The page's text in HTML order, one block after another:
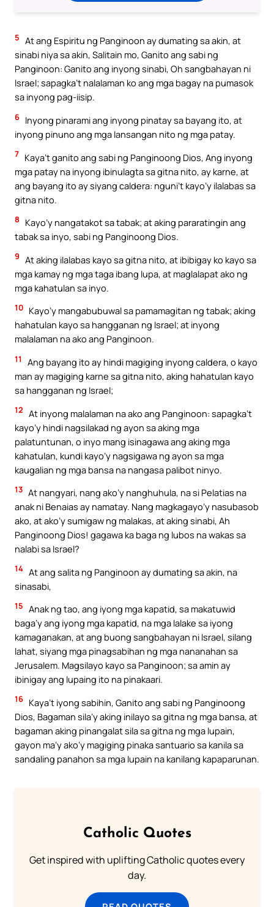
5 At ang Espiritu ng Panginoon ay dumating sa akin, at
sinabi niya sa akin, Salitain mo, Ganito ang sabi ng
Panginoon: Ganito ang inyong sinabi, Oh sangbahayan ni
Israel; sapagka’t nalalaman ko ang mga bagay na pumasok
sa inyong pag-iisip.
6 Inyong pinarami ang inyong pinatay sa bayang ito, at
inyong pinuno ang mga lansangan nito ng mga patay.
7 Kaya’t ganito ang sabi ng Panginoong Dios, Ang inyong
mga patay na inyong ibinulagta sa gitna nito, ay karne, at
ang bayang ito ay siyang caldera: nguni’t kayo’y ilalabas sa
gitna nito.
8
Kayo’y nangatakot sa tabak; at aking pararatingin ang
tabak sa inyo, sabi ng Panginoong Dios.
9 At aking ilalabas kayo sa gitna nito, at ibibigay ko kayo sa
mga kamay ng mga taga ibang lupa, at maglalapat ako ng
mga kahatulan sa inyo.
10 Kayo’y mangabubuwal sa pamamagitan ng tabak; aking
hahatulan kayo sa hangganan ng Israel; at inyong
malalaman na ako ang Panginoon.
11
Ang bayang ito ay hindi magiging inyong caldera, o kayo
man ay magiging karne sa gitna nito, aking hahatulan kayo
sa hangganan ng Israel;
12 At inyong malalaman na ako ang Panginoon: sapagka’t
kayo’y hindi nagsilakad ng ayon sa aking mga
palatuntunan, o inyo mang isinagawa ang aking mga
kahatulan, kundi kayo’y nagsigawa ng ayon sa mga
kaugalian ng mga bansa na nangasa palibot ninyo.
13 At nangyari, nang ako’y nanghuhula, na si Pelatias na
anak ni Benaias ay namatay. Nang magkagayo’y nasubasob
ako, at ako’y sumigaw ng malakas, at aking sinabi, Ah
Panginoong Dios! gagawa ka baga ng lubos na wakas sa
nalabi sa Israel?
14 At ang salita ng Panginoon ay dumating sa akin, na
sinasabi,
15 Anak ng tao, ang iyong mga kapatid, sa makatuwid
baga’y ang iyong mga kapatid, na mga lalake sa iyong
kamaganakan, at ang buong sangbahayan ni Israel, silang
lahat, siyang mga pinagsabihan ng mga nananahan sa
Jerusalem. Magsilayo kayo sa Panginoon; sa amin ay
ibinigay ang lupaing ito na pinakaari.
16 Kaya’t iyong sabihin, Ganito ang sabi ng Panginoong
Dios, Bagaman sila’y aking inilayo sa gitna ng mga bansa, at
bagaman aking pinangalat sila sa gitna ng mga lupain,
gayon ma’y ako’y magiging pinaka santuario sa kanila sa
sandaling panahon sa mga lupain na kanilang kapaparunan.
Catholic Quotes
Get inspired with uplifting Catholic quotes every
day.